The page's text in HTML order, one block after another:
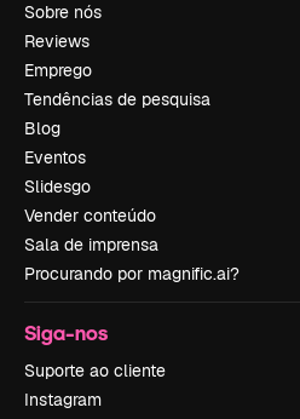
Sobre nós
Reviews
Emprego
Tendências de pesquisa
Blog
Eventos
Slidesgo
Vender conteúdo
Sala de imprensa
Procurando por magnific.ai?
Siga-nos
Suporte ao cliente
Instagram